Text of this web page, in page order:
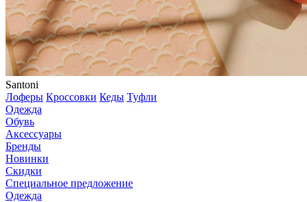
Santoni
Лоферы Кроссовки Кеды Туфли
Одежда
Обувь
Аксессуары
Бренды
Новинки
Скидки
Специальное предложение
Одежда